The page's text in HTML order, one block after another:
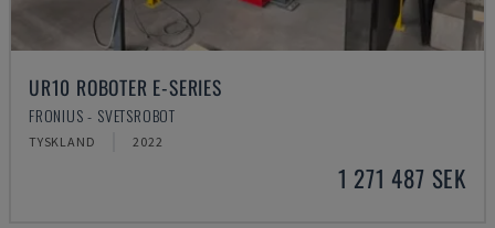
UR10 ROBOTER E-SERIES
FRONIUS - SVETSROBOT
TYSKLAND 2022
1 271 487 SEK